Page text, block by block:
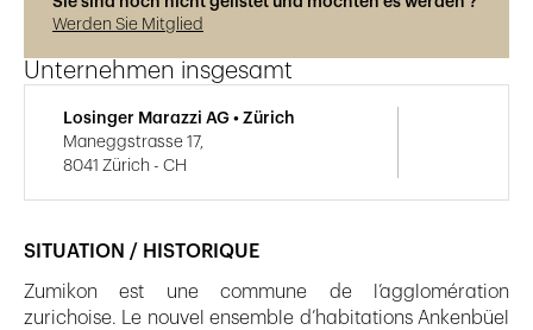
SITUATION / HISTORIQUE
Zumikon est une commune de l’agglomération
zurichoise. Le nouvel ensemble d’habitations Ankenbüel
Werden Sie Mitglied
Unternehmen insgesamt
Losinger Marazzi AG • Zürich
Maneggstrasse 17,
8041 Zürich - CH